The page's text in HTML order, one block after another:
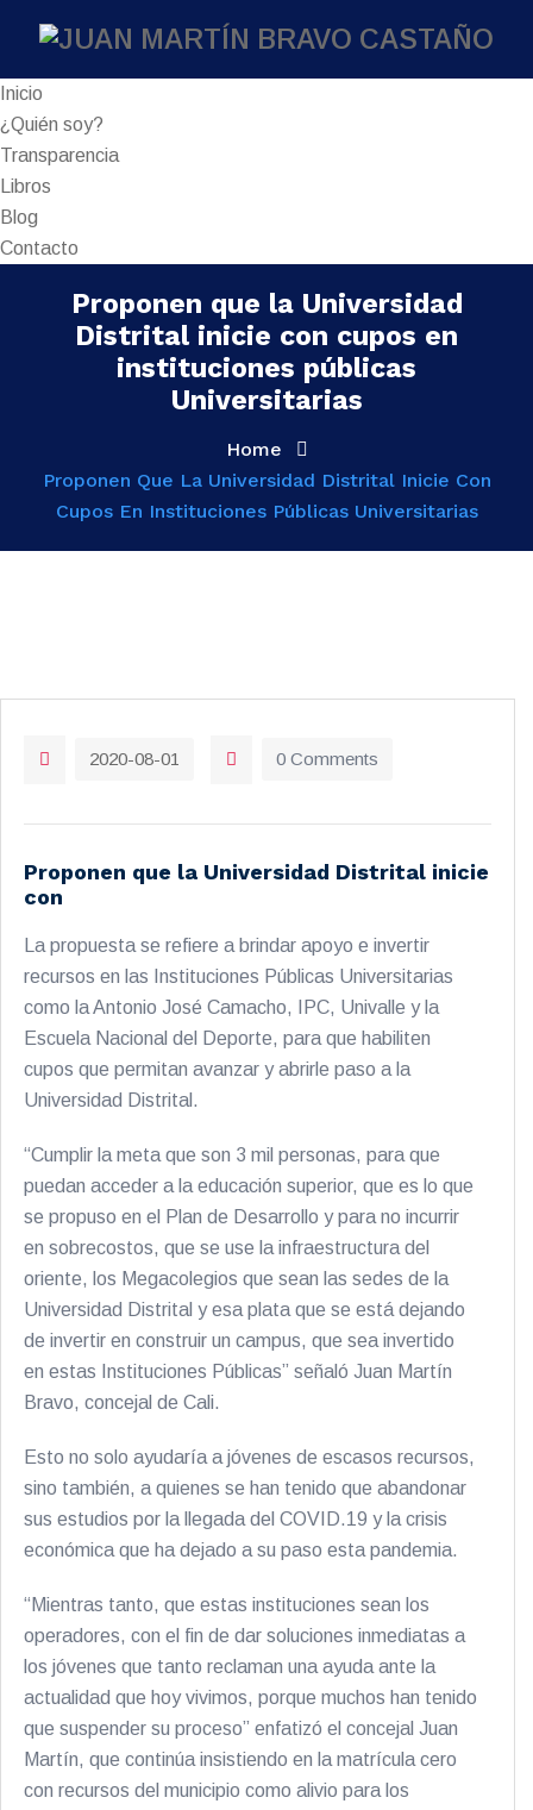
Inicio
¿Quién soy?
Transparencia
Libros
Blog
Contacto
Proponen que la Universidad
Distrital inicie con cupos en
instituciones públicas
Universitarias
Home
Proponen Que La Universidad Distrital Inicie Con
Cupos En Instituciones Públicas Universitarias
2020-08-01 0 Comments
Proponen que la Universidad Distrital inicie
con
La propuesta se refiere a brindar apoyo e invertir
recursos en las Instituciones Públicas Universitarias
como la Antonio José Camacho, IPC, Univalle y la
Escuela Nacional del Deporte, para que habiliten
cupos que permitan avanzar y abrirle paso a la
Universidad Distrital.
“Cumplir la meta que son 3 mil personas, para que
puedan acceder a la educación superior, que es lo que
se propuso en el Plan de Desarrollo y para no incurrir
en sobrecostos, que se use la infraestructura del
oriente, los Megacolegios que sean las sedes de la
Universidad Distrital y esa plata que se está dejando
de invertir en construir un campus, que sea invertido
en estas Instituciones Públicas” señaló Juan Martín
Bravo, concejal de Cali.
Esto no solo ayudaría a jóvenes de escasos recursos,
sino también, a quienes se han tenido que abandonar
sus estudios por la llegada del COVID.19 y la crisis
económica que ha dejado a su paso esta pandemia.
“Mientras tanto, que estas instituciones sean los
operadores, con el fin de dar soluciones inmediatas a
los jóvenes que tanto reclaman una ayuda ante la
actualidad que hoy vivimos, porque muchos han tenido
que suspender su proceso” enfatizó el concejal Juan
Martín, que continúa insistiendo en la matrícula cero
con recursos del municipio como alivio para los